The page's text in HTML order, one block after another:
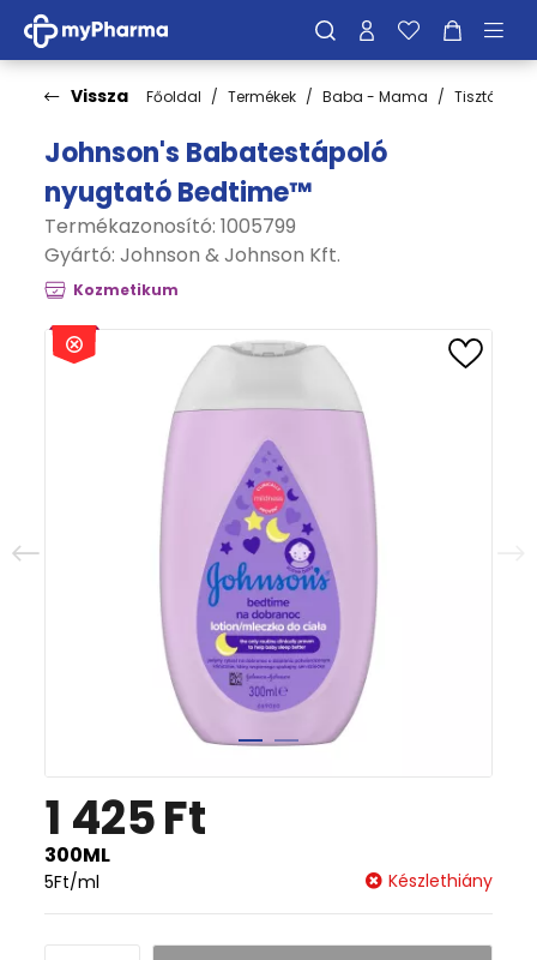
Vissza Főoldal Termékek Baba - Mama
Johnson's Babatestápoló
nyugtató Bedtime™
Termékazonosító: 1005799
Gyártó: Johnson & Johnson Kft.
Kozmetikum
1 425Ft
300ML
5Ft/ml Készlethiány